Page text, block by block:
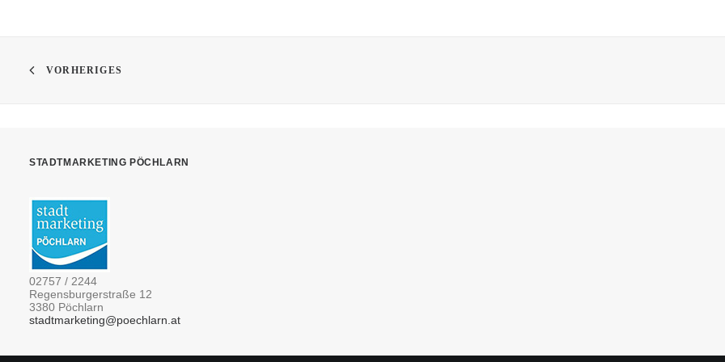
VORHERIGES
STADTMARKETING PÖCHLARN
02757 / 2244
Regensburgerstraße 12
3380 Pöchlarn
stadtmarketing@poechlarn.at